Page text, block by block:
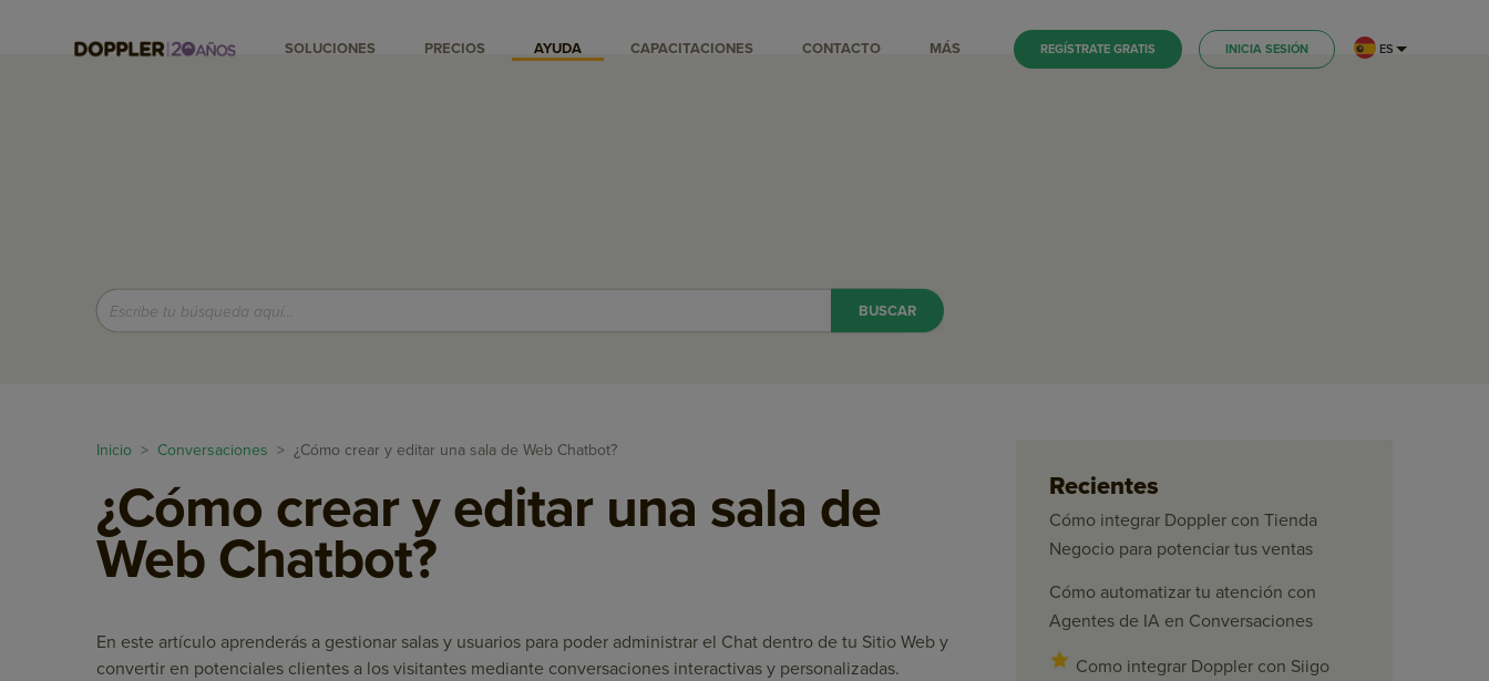
SOLUCIONES PRECIOS AYUDA CAPACITACIONES CONTACTO MÁS REGÍSTRATE GRATIS INICIA SESIÓN ES
Inicio > Conversaciones > ¿Cómo crear y editar una sala de Web Chatbot?
¿Cómo crear y editar una sala de
Web Chatbot?
En este artículo aprenderás a gestionar salas y usuarios para poder administrar el Chat dentro de tu Sitio Web y
convertir en potenciales clientes a los visitantes mediante conversaciones interactivas y personalizadas.
Recientes
Cómo integrar Doppler con Tienda
Negocio para potenciar tus ventas
Cómo automatizar tu atención con
Agentes de IA en Conversaciones
Como integrar Doppler con Siigo